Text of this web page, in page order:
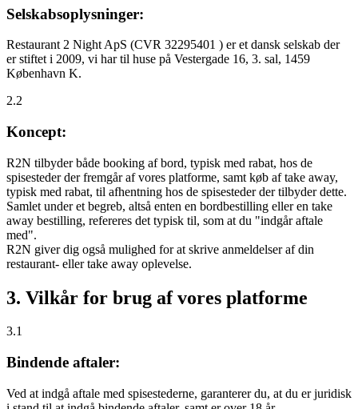
Selskabsoplysninger:
Restaurant 2 Night ApS (CVR 32295401 ) er et dansk selskab der
er stiftet i 2009, vi har til huse på Vestergade 16, 3. sal, 1459
København K.
2.2
Koncept:
R2N tilbyder både booking af bord, typisk med rabat, hos de
spisesteder der fremgår af vores platforme, samt køb af take away,
typisk med rabat, til afhentning hos de spisesteder der tilbyder dette.
Samlet under et begreb, altså enten en bordbestilling eller en take
away bestilling, refereres det typisk til, som at du "indgår aftale
med".
R2N giver dig også mulighed for at skrive anmeldelser af din
restaurant- eller take away oplevelse.
3. Vilkår for brug af vores platforme
3.1
Bindende aftaler:
Ved at indgå aftale med spisestederne, garanterer du, at du er juridisk